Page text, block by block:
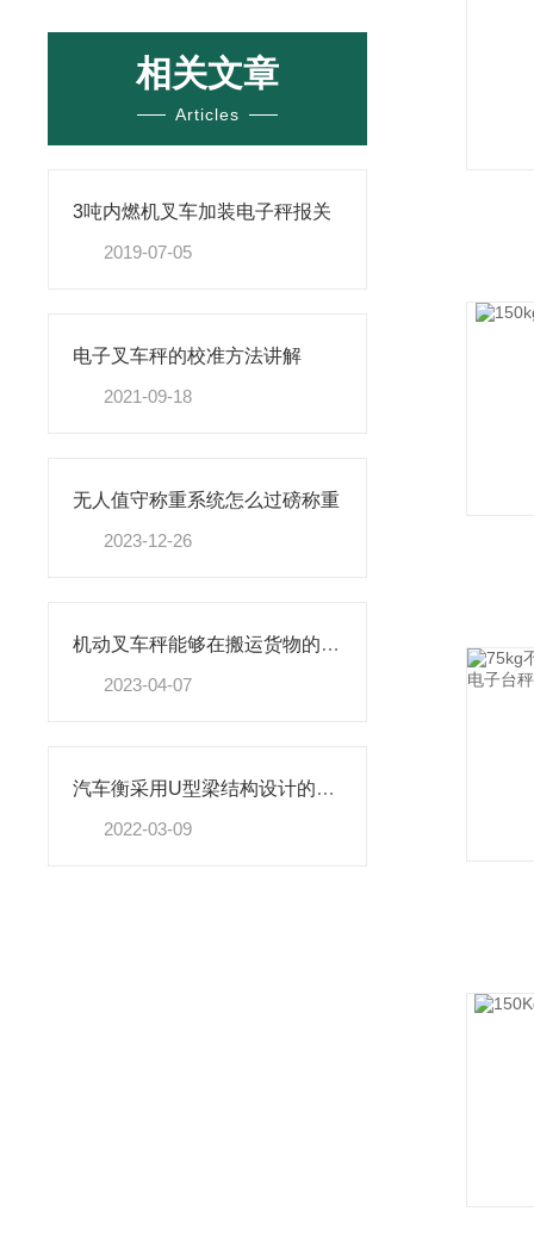
相关文章
Articles
3吨内燃机叉车加装电子秤报关
2019-07-05
电子叉车秤的校准方法讲解
2021-09-18
无人值守称重系统怎么过磅称重
2023-12-26
机动叉车秤能够在搬运货物的过程中同时进行计量和称重
2023-04-07
汽车衡采用U型梁结构设计的原因
2022-03-09